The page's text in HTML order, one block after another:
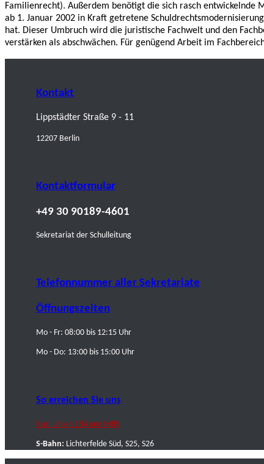
Familienrecht). Außerdem benötigt die sich rasch entwickelnde
ab 1. Januar 2002 in Kraft getretene
hat. Dieser Umbruch wird die juristische Fachwelt und den
verstärken als abschwächen. Für genügend Arbeit im
Kontakt
Lippstädter Straße 9 - 11
12207 Berlin
Kontaktformular
+49 30 90189-4601
Sekretariat der Schulleitung
Telefonnummer aller Sekretariate
Öffnungszeiten
Mo - Fr: 08:00 bis 12:15 Uhr
Mo - Do: 13:00 bis 15:00 Uhr
So erreichen Sie uns
Bus: Linien 184 und M85
S-Bahn: Lichterfelde Süd, S25, S26